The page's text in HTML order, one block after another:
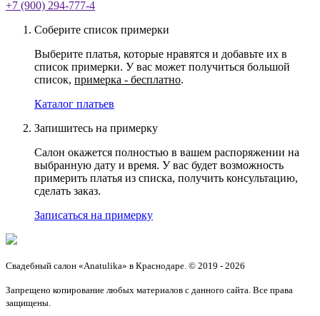
+7 (900) 294-777-4
Соберите список примерки
Выберите платья, которые нравятся и добавьте их в
список примерки. У вас может получиться большой
список, примерка - бесплатно.
Каталог платьев
Запишитесь на примерку
Салон окажется полностью в вашем распоряжении на
выбранную дату и время. У вас будет возможность
примерить платья из списка, получить консультацию,
сделать заказ.
Записаться на примерку
Свадебный салон «Anatulika» в Краснодаре. © 2019 - 2026
Запрещено копирование любых материалов с данного сайта. Все права
защищены.